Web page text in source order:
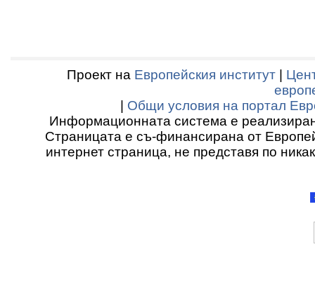
Проект на Европейския институт
Общи условия на портал
Информационната система е
Страницата е съ-финансирана от
интернет страница, не представя по